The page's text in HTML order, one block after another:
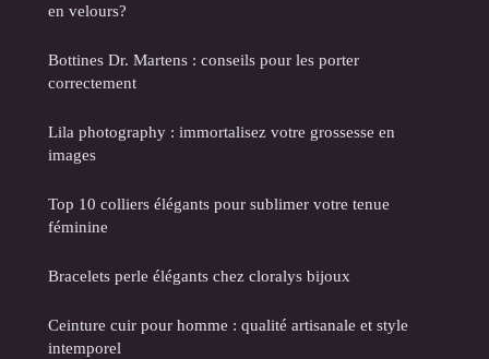
en velours?
Bottines Dr. Martens : conseils pour les porter
correctement
Lila photography : immortalisez votre grossesse en
images
Top 10 colliers élégants pour sublimer votre tenue
féminine
Bracelets perle élégants chez cloralys bijoux
Ceinture cuir pour homme : qualité artisanale et style
intemporel